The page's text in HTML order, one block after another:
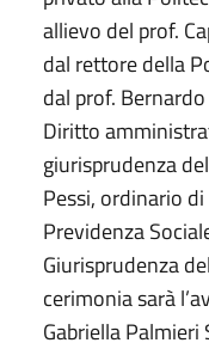
allievo del prof.
dal rettore della
dal prof.
Diritto
giurisprudenza
Pessi, ordinario
Previdenza
Giurisprudenza
cerimonia sarà
Gabriella Palmieri